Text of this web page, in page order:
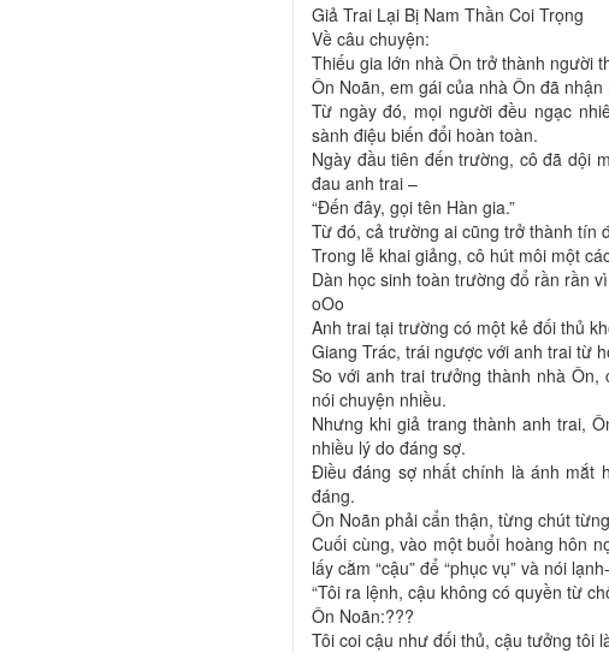
Giả Trai Lại Bị Nam Thần Coi Trọng
Về câu chuyện:
Thiếu gia lớn nhà Ôn trở thành người
Ôn Noãn, em gái của nhà Ôn đã
Từ ngày đó, mọi người đều ngạc
sành điệu biến đổi hoàn toàn.
Ngày đầu tiên đến trường, cô đã dội
đau anh trai –
“Đến đây, gọi tên Hàn gia.”
Từ đó, cả trường ai cũng trở thành tín
Trong lễ khai giảng, cô hút môi một
Dàn học sinh toàn trường đổ rần rần
oOo
Anh trai tại trường có một kẻ đối thủ
Giang Trác, trái ngược với anh trai từ
So với anh trai trưởng thành nhà
nói chuyện nhiều.
Nhưng khi giả trang thành anh trai,
nhiều lý do đáng sợ.
Điều đáng sợ nhất chính là ánh mắt
đáng.
Ôn Noãn phải cẩn thận, từng chút
Cuối cùng, vào một buổi hoàng hôn
lấy cằm “cậu” để “phục vụ” và nói lạnh-
“Tôi ra lệnh, cậu không có quyền từ
Ôn Noãn:???
Tôi coi cậu như đối thủ, cậu tưởng tôi